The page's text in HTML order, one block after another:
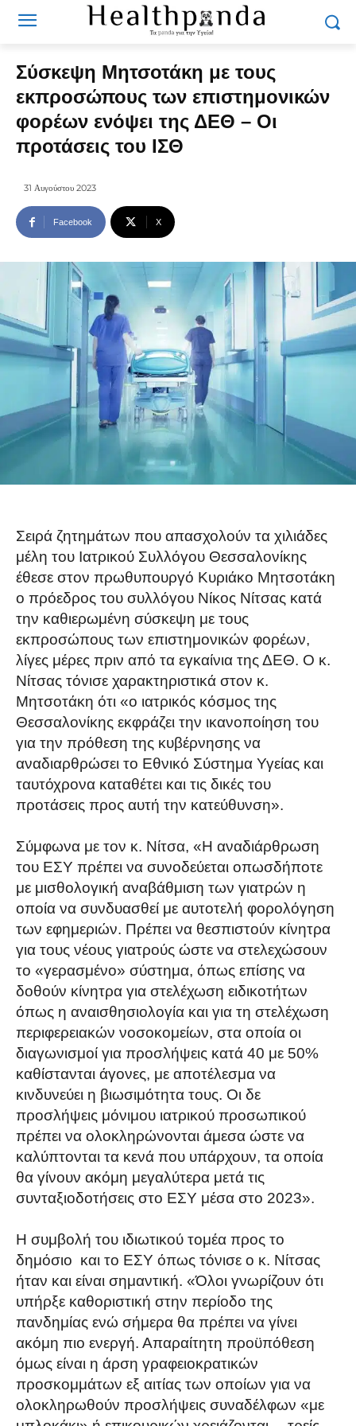
Σύσκεψη Μητσοτάκη με τους
εκπροσώπους των επιστημονικών
φορέων ενόψει της ΔΕΘ – Οι
προτάσεις του ΙΣΘ
31 Αυγούστου 2023
Facebook X
Σειρά ζητημάτων που απασχολούν τα χιλιάδες
μέλη του Ιατρικού Συλλόγου Θεσσαλονίκης
έθεσε στον πρωθυπουργό Κυριάκο Μητσοτάκη
ο πρόεδρος του συλλόγου Νίκος Νίτσας κατά
την καθιερωμένη σύσκεψη με τους
εκπροσώπους των επιστημονικών φορέων,
λίγες μέρες πριν από τα εγκαίνια της ΔΕΘ. Ο κ.
Νίτσας τόνισε χαρακτηριστικά στον κ.
Μητσοτάκη ότι «ο ιατρικός κόσμος της
Θεσσαλονίκης εκφράζει την ικανοποίηση του
για την πρόθεση της κυβέρνησης να
αναδιαρθρώσει το Εθνικό Σύστημα Υγείας και
ταυτόχρονα καταθέτει και τις δικές του
προτάσεις προς αυτή την κατεύθυνση».
Σύμφωνα με τον κ. Νίτσα, «Η αναδιάρθρωση
του ΕΣΥ πρέπει να συνοδεύεται οπωσδήποτε
με μισθολογική αναβάθμιση των γιατρών η
οποία να συνδυασθεί με αυτοτελή φορολόγηση
των εφημεριών. Πρέπει να θεσπιστούν κίνητρα
για τους νέους γιατρούς ώστε να στελεχώσουν
το «γερασμένο» σύστημα, όπως επίσης να
δοθούν κίνητρα για στελέχωση ειδικοτήτων
όπως η αναισθησιολογία και για τη στελέχωση
περιφερειακών νοσοκομείων, στα οποία οι
διαγωνισμοί για προσλήψεις κατά 40 με 50%
καθίστανται άγονες, με αποτέλεσμα να
κινδυνεύει η βιωσιμότητα τους. Οι δε
προσλήψεις μόνιμου ιατρικού προσωπικού
πρέπει να ολοκληρώνονται άμεσα ώστε να
καλύπτονται τα κενά που υπάρχουν, τα οποία
θα γίνουν ακόμη μεγαλύτερα μετά τις
συνταξιοδοτήσεις στο ΕΣΥ μέσα στο 2023».
Η συμβολή του ιδιωτικού τομέα προς το
δημόσιο και το ΕΣΥ όπως τόνισε ο κ. Νίτσας
ήταν και είναι σημαντική. «Όλοι γνωρίζουν ότι
υπήρξε καθοριστική στην περίοδο της
πανδημίας ενώ σήμερα θα πρέπει να γίνει
ακόμη πιο ενεργή. Απαραίτητη προϋπόθεση
όμως είναι η άρση γραφειοκρατικών
προσκομμάτων εξ αιτίας των οποίων για να
ολοκληρωθούν προσλήψεις συναδέλφων «με